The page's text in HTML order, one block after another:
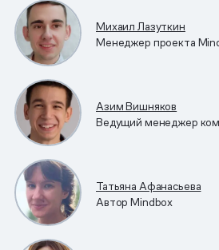
Михаил Лазуткин
Менеджер проекта
Азим Вишняков
Ведущий менеджер
Татьяна Афанасьева
Автор Mindbox